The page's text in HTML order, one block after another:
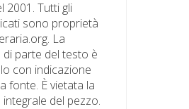
2001. Tutti gli
sono proprietà
La
parte del testo è
con indicazione
fonte. È vietata la
del pezzo.